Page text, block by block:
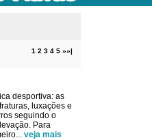
1 2 3 4 5 »»|
desportiva: as
luxações e
seguindo o
Para
... veja mais